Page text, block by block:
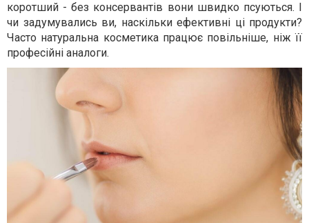
коротший - без консервантів вони швидко псуються. І
чи задумувались ви, наскільки ефективні ці продукти?
Часто натуральна косметика працює повільніше, ніж її
професійні аналоги.